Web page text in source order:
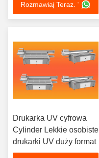
50Hz
Rozmawiaj Teraz. '
Drukarka UV cyfrowa
Cylinder Lekkie osobiste
drukarki UV duży format